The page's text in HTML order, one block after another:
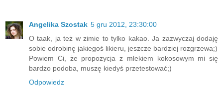
Angelika Szostak 5 gru 2012, 23:30:00
O taak, ja też w zimie to tylko kakao. Ja zazwyczaj dodaję
sobie odrobinę jakiegoś likieru, jeszcze bardziej rozgrzewa;)
Powiem Ci, że propozycja z mlekiem kokosowym mi się
bardzo podoba, muszę kiedyś przetestować;)
Odpowiedz